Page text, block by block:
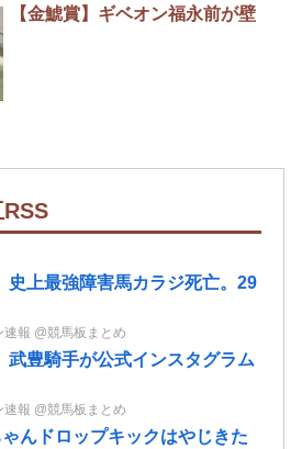
【金鯱賞】ギベオン福永前が壁
史上最強障害馬カラジ死亡。29
速報 @競馬板まとめ
武豊騎手が公式インスタグラム
速報 @競馬板まとめ
んドロップキックはやじきた